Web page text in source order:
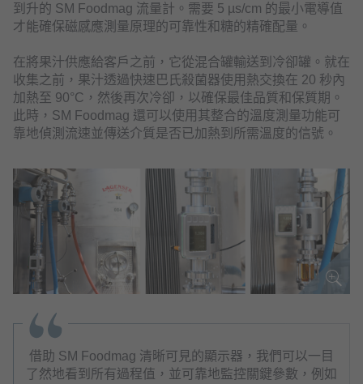
到升的 SM Foodmag 流量計。需要 5 µs/cm 的最小電導值
才能確保磁感應測量原理的可靠性和糖的精確配量。
在將果汁供應給客戶之前，它從混合罐輸送到冷卻罐。就在
收集之前，果汁透過快速巴氏殺菌器使用熱交換在 20 秒內
加熱至 90°C，然後再次冷卻，以確保最佳品質和保質期。
此時，SM Foodmag 還可以使用其整合的溫度測量功能可
靠地偵測流速並傳送介質是否已加熱到所需溫度的信號。
借助 SM Foodmag 清晰可見的顯示器，我們可以一目
了然地看到所有過程值，並可靠地監控關鍵參數，例如